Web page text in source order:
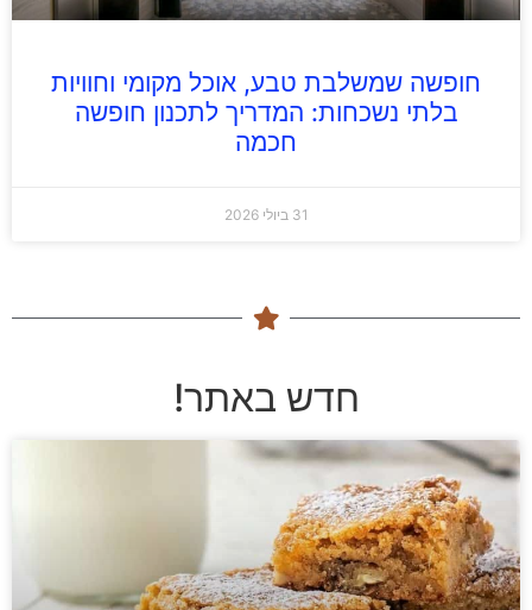
חופשה שמשלבת טבע, אוכל מקומי וחוויות
בלתי נשכחות: המדריך לתכנון חופשה
חכמה
31 ביולי 2026
חדש באתר!